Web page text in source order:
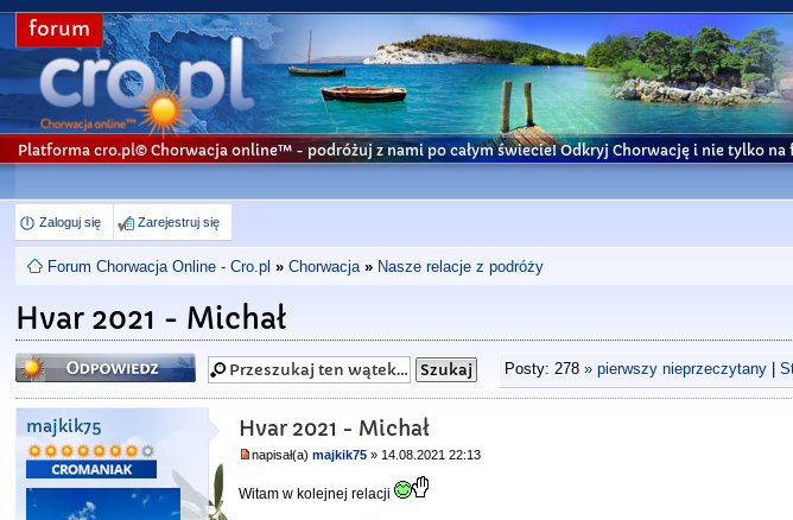
forum
Platforma cro.pl© Chorwacja online™ - podróżuj z nami po całym świecie! Odkryj Chorwację i nie tylko
Zaloguj się Zarejestruj się
Forum Chorwacja Online - Cro.pl » Chorwacja » Nasze relacje z podróży
Hvar 2021 - Michał
Odpowiedz Posty: 278 » pierwszy nieprzeczytany|
majkik75 Hvar 2021 - Michał
napisał(a)majkik75 » 14.08.2021 22:13
Witam w kolejnej relacji